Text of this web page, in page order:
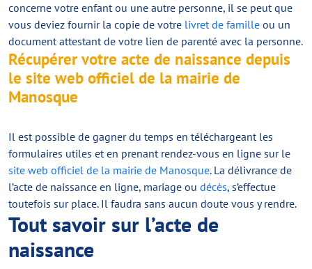
concerne votre enfant ou une autre personne, il se peut que
vous deviez fournir la copie de votre livret de famille ou un
document attestant de votre lien de parenté avec la personne.
Récupérer votre acte de naissance depuis
le site web officiel de la mairie de
Manosque
Il est possible de gagner du temps en téléchargeant les
formulaires utiles et en prenant rendez-vous en ligne sur le
site web officiel de la mairie de Manosque. La délivrance de
l’acte de naissance en ligne, mariage ou décès, s’effectue
toutefois sur place. Il faudra sans aucun doute vous y rendre.
Tout savoir sur l’acte de
naissance